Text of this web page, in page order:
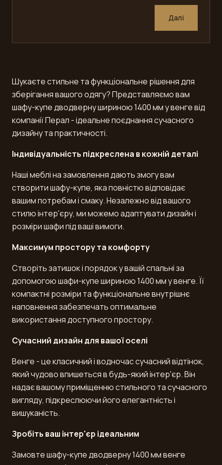
Далі
Шукаєте стильне та функціональне рішення для
зберігання вашого одягу? Представляємо вам
шафу-купе дводверну шириною 1400 мм у венге від
компанії Перал - ідеальне поєднання сучасного
дизайну та практичності.
Індивідуальність підкреслена в кожній деталі
Наші меблі на замовлення дають змогу вам
створити шафу-купе, яка повністю відповідає
вашим потребам і смаку. Незалежно від вашого
стилю інтер'єру, ми можемо адаптувати дизайн і
розміри шафи під ваші вимоги.
Максимум простору та комфорту
Створіть затишок і порядок у вашій спальні за
допомогою шафи-купе шириною 1400 мм у венге. Її
компактні розміри та функціональне внутрішнє
наповнення забезпечать оптимальне
використання доступного простору.
Сучасний дизайн для вашої оселі
Венге - це класичний і водночас сучасний відтінок,
який чудово впишеться в будь-який інтер'єр. Він
надає вашому приміщенню стильного та сучасного
вигляду, підкреслюючи його елегантність і
вишуканість.
Зробіть ваш інтер'єр ідеальним
Замовте шафу-купе дводверну 1400 мм венге